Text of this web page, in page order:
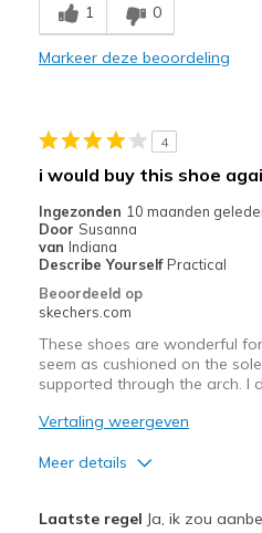
Comfortable
Beste toepassingen
Going Out
Sizing
Feels true
View On Shoes
Shoes are
1 0
Markeer deze beoordeling
4
i would buy this shoe
Ingezonden 10 maanden
Door Susanna
van Indiana
Describe Yourself Practical
Beoordeeld op
skechers.com
These shoes are wonderful
seem as cushioned on the
supported through the arch. I
Vertaling weergeven
Meer details
Laatste regel Ja, ik zou